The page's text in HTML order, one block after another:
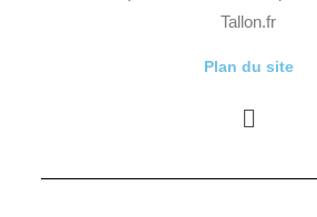
Tallon.fr
Plan du site